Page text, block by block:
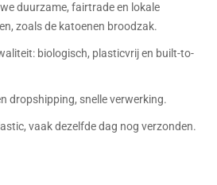
duurzame, fairtrade en lokale
zoals de katoenen broodzak.
biologisch, plasticvrij en built-to-
dropshipping, snelle verwerking.
vaak dezelfde dag nog verzonden.